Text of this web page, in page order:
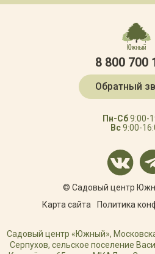
8 800 700
Обратный
Пн-Сб9:00-
Вс9:00-
© Садовый центр
Карта сайта
Политика
Садовый центр «Южный»,
Серпухов, сельское поселение